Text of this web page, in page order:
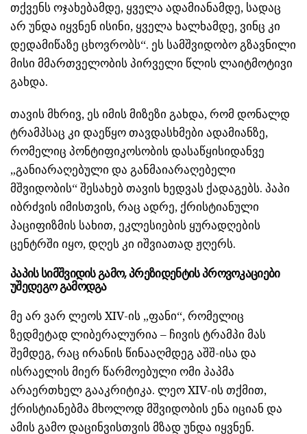
თქვენს ოჯახებამდე, ყველა ადამიანამდე, სადაც
არ უნდა იყვნენ ისინი, ყველა ხალხამდე, ვინც კი
დედამიწაზე ცხოვრობს“. ეს სამშვიდობო გზავნილი
მისი მმართველობის პირველი წლის ლაიტმოტივი
გახდა.
თავის მხრივ, ეს იმის მიზეზი გახდა, რომ დონალდ
ტრამპსაც კი დაეწყო თავდასხმები ადამიანზე,
რომელიც პონტიფიკოსობის დასაწყისიდანვე
„განიარაღებული და განმაიარაღებელი
მშვიდობის“ შესახებ თავის ხედვას ქადაგებს. პაპი
იბრძვის იმისთვის, რაც ადრე, ქრისტიანული
პაციფიზმის სახით, ეკლესიების ყურადღების
ცენტრში იყო, დღეს კი იშვიათად ჟღერს.
პაპის სიმშვიდის გამო, პრეზიდენტის პროვოკაციები
უშედეგო გამოდგა
მე არ ვარ ლეოს XIV-ის „ფანი“, რომელიც
ზედმეტად ლიბერალურია – ჩივის ტრამპი მას
შემდეგ, რაც ირანის წინააღმდეგ აშშ-ისა და
ისრაელის მიერ წარმოებული ომი პაპმა
არაერთხელ გააკრიტიკა. ლეო XIV-ის თქმით,
ქრისტიანებმა მხოლოდ მშვიდობის ენა იციან და
ამის გამო დაცინვისთვის მზად უნდა იყვნენ.